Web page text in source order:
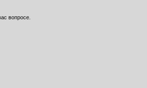
вопросе.